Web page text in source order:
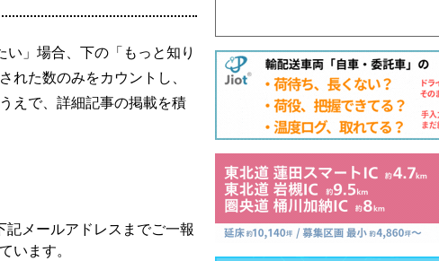
」場合、下の「もっと知り
た数のみをカウントし、
えで、詳細記事の掲載を積
メールアドレスまでご一報
います。